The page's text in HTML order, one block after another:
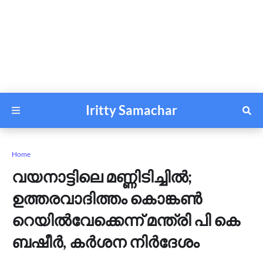
Iritty Samachar
Home
വയനാട്ടിലെ മണ്ണിടിച്ചിൽ;
ഉത്തരവാദിത്തം കൊങ്കൺ
റെയിൽവേക്കെന്ന് മന്ത്രി പി കെ
ബഷീർ, കർശന നിർദേശം